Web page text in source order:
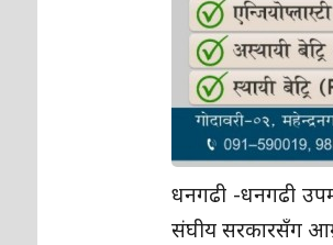
धनगढी -धनगढी
संघीय सरकारसँग